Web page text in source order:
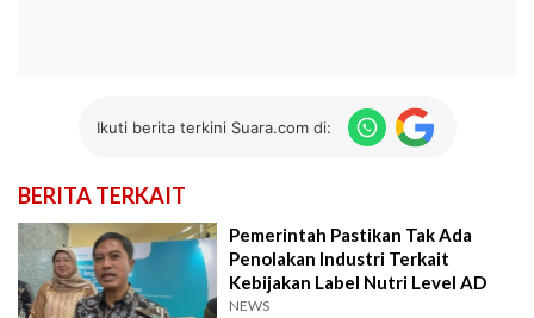
Ikuti berita terkini Suara.com di:
BERITA TERKAIT
Pemerintah Pastikan Tak Ada
Penolakan Industri Terkait
Kebijakan Label Nutri Level AD
NEWS